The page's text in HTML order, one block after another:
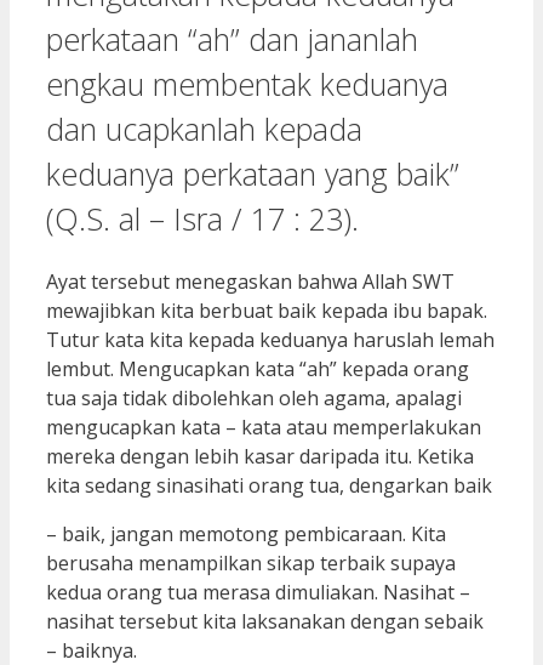
perkataan “ah” dan jananlah
engkau membentak keduanya
dan ucapkanlah kepada
keduanya perkataan yang baik”
(Q.S. al – Isra / 17 : 23).
Ayat tersebut menegaskan bahwa Allah SWT
mewajibkan kita berbuat baik kepada ibu bapak.
Tutur kata kita kepada keduanya haruslah lemah
lembut. Mengucapkan kata “ah” kepada orang
tua saja tidak dibolehkan oleh agama, apalagi
mengucapkan kata – kata atau memperlakukan
mereka dengan lebih kasar daripada itu. Ketika
kita sedang sinasihati orang tua, dengarkan baik
– baik, jangan memotong pembicaraan. Kita
berusaha menampilkan sikap terbaik supaya
kedua orang tua merasa dimuliakan. Nasihat –
nasihat tersebut kita laksanakan dengan sebaik
– baiknya.